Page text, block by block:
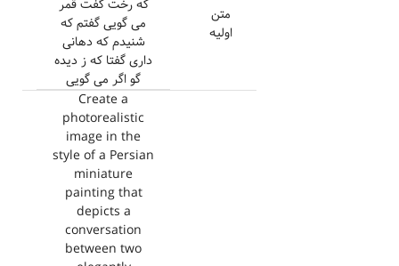
متن
اولیه
که رخت گفت قمر
می گویی گفتم که
شنیدم که دهانی
داری گفتا که ز دیده
گو اگر می گویی
Create a
photorealistic
image in the
style of a Persian
miniature
painting that
depicts a
conversation
between two